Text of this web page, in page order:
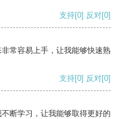
支持[0] 反对[0]
常容易上手，让我能够快速熟
支持[0] 反对[0]
断学习，让我能够取得更好的